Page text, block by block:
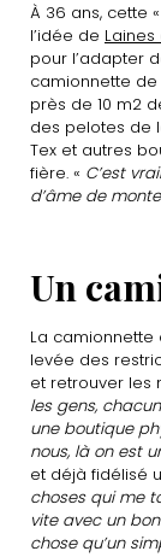
À 36 ans, cette «
l’idée de
pour l’adapter
camionnette de
près de 10 m2
des pelotes de
Tex et autres
fière. « C’est
d’âme de
Un
La camionnette
levée des
et retrouver les
les gens,
une boutique
nous, là on est
et déjà fidélisé
choses qui me
vite avec un
chose qu’un